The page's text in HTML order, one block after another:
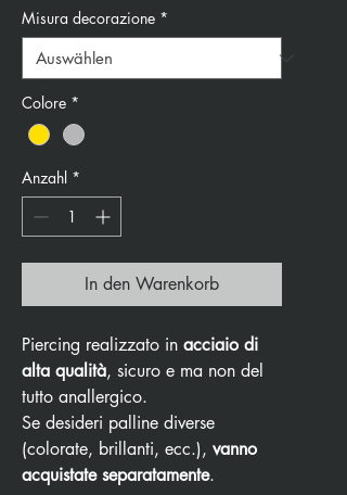
Misura decorazione *
Colore *
Anzahl *
In den Warenkorb
Piercing realizzato in acciaio di
alta qualità, sicuro e ma non del
tutto anallergico.
Se desideri palline diverse
(colorate, brillanti, ecc.), vanno
acquistate separatamente.